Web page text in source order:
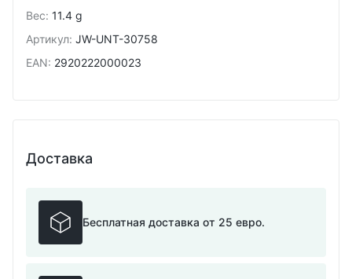
Вес: 11.4 g
Артикул: JW-UNT-30758
EAN: 2920222000023
Доставка
Бесплатная доставка от 25 евро.